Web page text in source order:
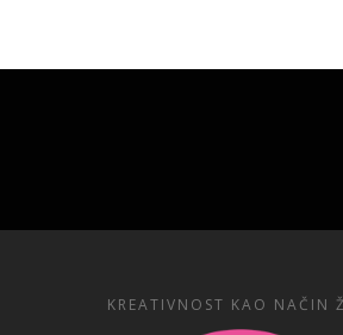
KREATIVNOST KAO NAČIN